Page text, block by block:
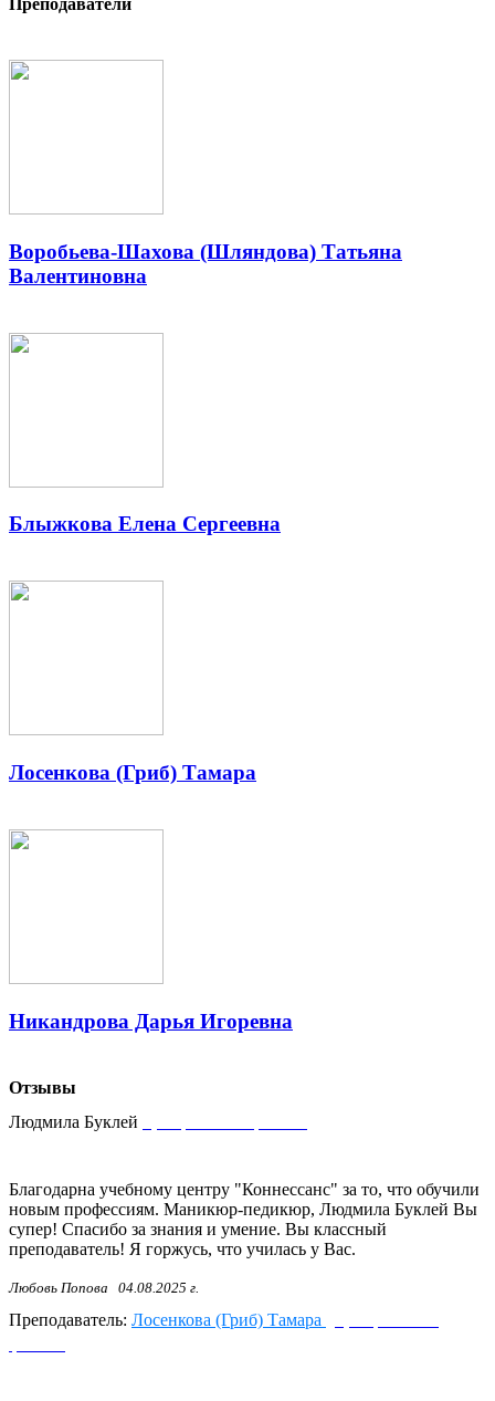
Воробьева-Шахова (Шляндова) Татьяна
Валентиновна
Блыжкова Елена Сергеевна
Лосенкова (Гриб) Тамара
Никандрова Дарья Игоревна
Отзывы
Людмила Буклей
Благодарна учебному центру "Коннессанс" за то, что обучили
новым профессиям. Маникюр-педикюр, Людмила Буклей Вы
супер! Спасибо за знания и умение. Вы классный
преподаватель! Я горжусь, что училась у Вас.
Любовь Попова 04.08.2025 г.
Преподаватель: Лосенкова (Гриб) Тамара